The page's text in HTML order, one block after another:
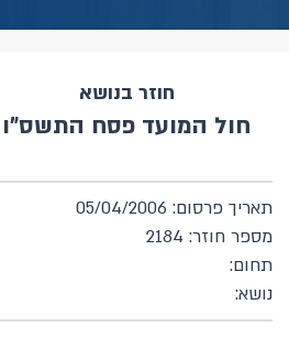
חוזר בנושא
חול המועד פסח התשס"ו
תאריך פרסום: 05/04/2006
מספר חוזר: 2184
תחום:
נושא: